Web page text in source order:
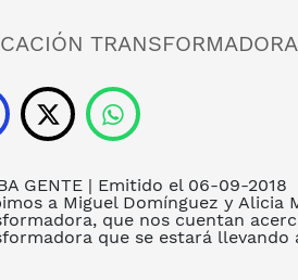
TRANSFORMADORA
GENTE | Emitido el 06-09-2018
a Miguel Domínguez y Alicia
que nos cuentan
que se estará llevando